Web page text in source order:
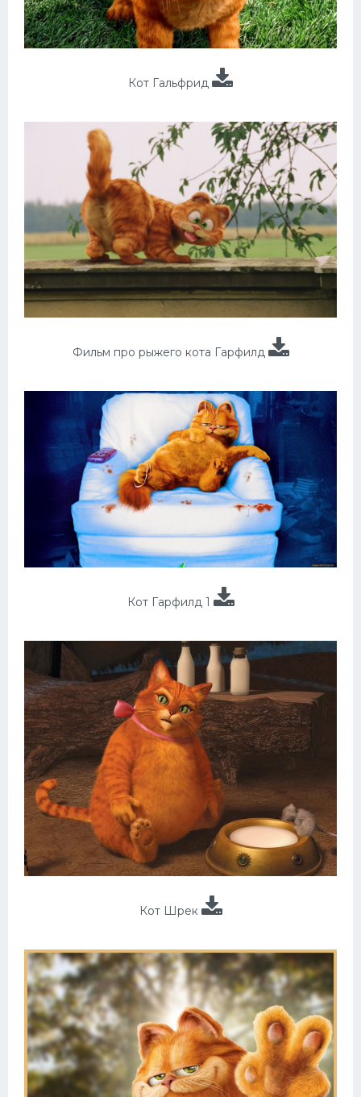
Кот Гальфрид
Фильм про рыжего кота Гарфилд
Кот Гарфилд 1
Кот Шрек